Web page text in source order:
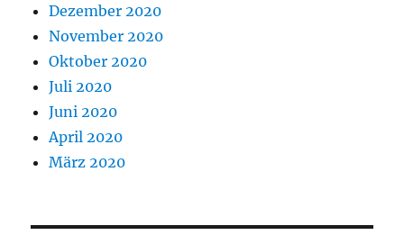
Dezember 2020
November 2020
Oktober 2020
Juli 2020
Juni 2020
April 2020
März 2020